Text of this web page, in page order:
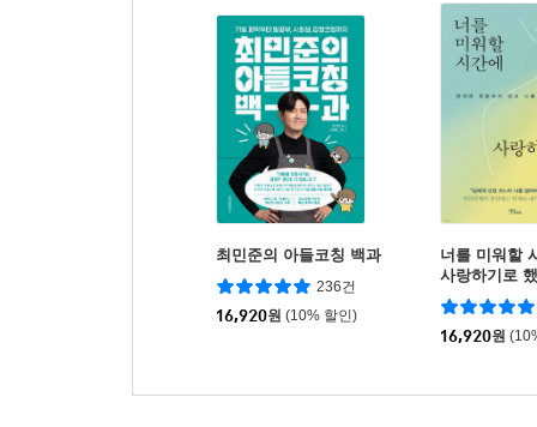
최민준의 아들코칭 백과
236건
16,920원 (10% 할인)
너를 미워할
사랑하기로
16,920원